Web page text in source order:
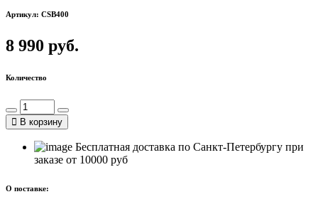
Артикул: CSB400
8 990 руб.
Количество
В корзину
Бесплатная доставка по Санкт-Петербургу при
заказе от 10000 руб
О поставке: